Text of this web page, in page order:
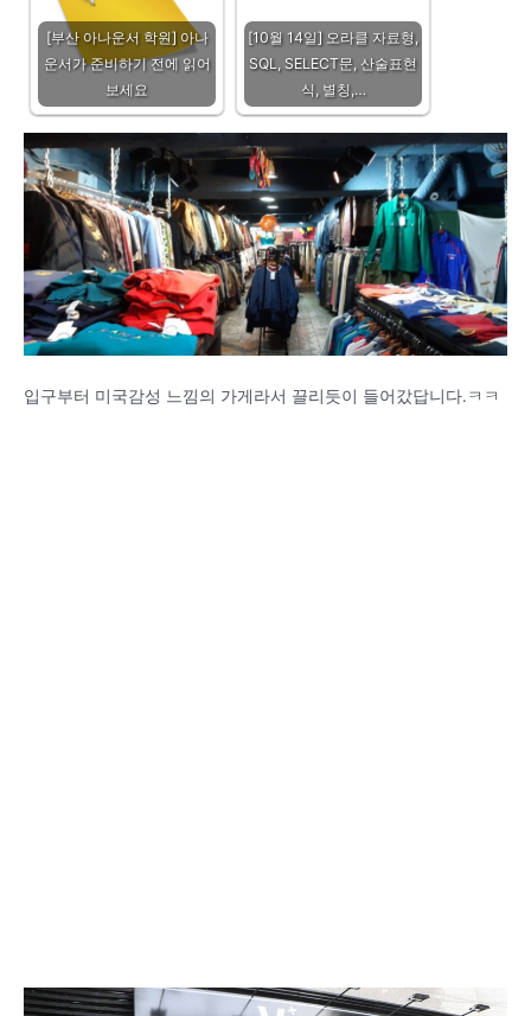
[부산 아나운서 학원] 아나
운서가 준비하기 전에 읽어
보세요
[10월 14일] 오라클 자료형,
SQL, SELECT문, 산술표현
식, 별칭,…
입구부터 미국감성 느낌의 가게라서 끌리듯이 들어갔답니다.ㅋㅋ